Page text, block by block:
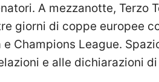
A mezzanotte, Terzo
giorni di coppe europee
Champions League.
e alle dichiarazioni